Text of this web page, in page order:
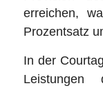
erreichen,
Prozentsatz
In der